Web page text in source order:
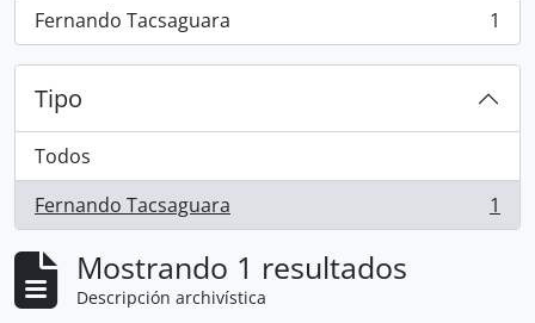
Fernando Tacsaguara
, 1 resultados 1
Tipo
Todos
Fernando Tacsaguara
, 1 resultados 1
Mostrando 1 resultados
Descripción archivística